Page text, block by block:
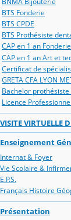
BTS Fonderie
BTS CPDE
BTS Prothésiste
CAP en 1 an
CAP en 1 an Art et
Certificat de
GRETA CFA LYON
Bachelor
Licence
VISITE VIRTUELLE
Enseignement
Internat & Foyer
Vie Scolaire &
E.P.S.
Français Histoire
Présentation